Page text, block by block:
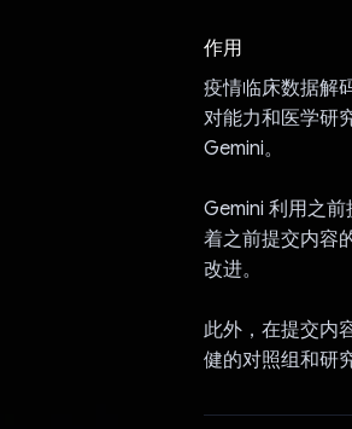
作用
疫情临床数据解
对能力和医学研
Gemini。
Gemini 利用之
着之前提交内容
改进。
此外，在提交内
健的对照组和研